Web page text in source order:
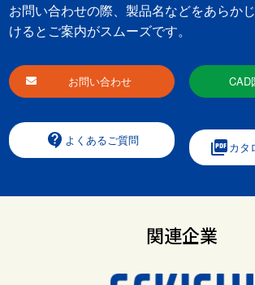
お問い合わせの際、製品名などをあらか
けるとご案内がスムーズです。
お問い合わせ CAD
contact_support よくあるご質問 picture_as_pdfカタ
関連企業